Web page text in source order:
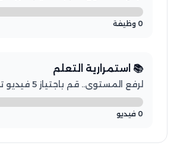
0 وظيفة
📚 استمرارية التعلم
لرفع المستوى.. قم باجتياز 5 فيديو تدريبي
0 فيديو